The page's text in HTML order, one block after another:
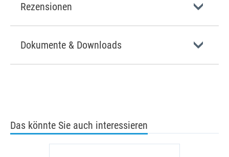
Rezensionen
Dokumente & Downloads
Das könnte Sie auch interessieren